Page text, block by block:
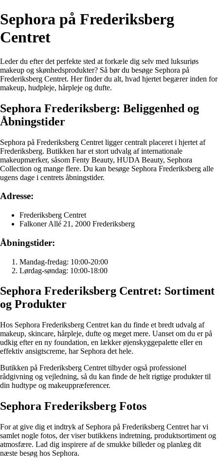
Sephora på Frederiksberg
Centret
Leder du efter det perfekte sted at forkæle dig selv med luksuriøs
makeup og skønhedsprodukter? Så bør du besøge Sephora på
Frederiksberg Centret. Her finder du alt, hvad hjertet begærer inden for
makeup, hudpleje, hårpleje og dufte.
Sephora Frederiksberg: Beliggenhed og
Åbningstider
Sephora på Frederiksberg Centret ligger centralt placeret i hjertet af
Frederiksberg. Butikken har et stort udvalg af internationale
makeupmærker, såsom Fenty Beauty, HUDA Beauty, Sephora
Collection og mange flere. Du kan besøge Sephora Frederiksberg alle
ugens dage i centrets åbningstider.
Adresse:
Frederiksberg Centret
Falkoner Allé 21, 2000 Frederiksberg
Åbningstider:
Mandag-fredag: 10:00-20:00
Lørdag-søndag: 10:00-18:00
Sephora Frederiksberg Centret: Sortiment
og Produkter
Hos Sephora Frederiksberg Centret kan du finde et bredt udvalg af
makeup, skincare, hårpleje, dufte og meget mere. Uanset om du er på
udkig efter en ny foundation, en lækker øjenskyggepalette eller en
effektiv ansigtscreme, har Sephora det hele.
Butikken på Frederiksberg Centret tilbyder også professionel
rådgivning og vejledning, så du kan finde de helt rigtige produkter til
din hudtype og makeuppræferencer.
Sephora Frederiksberg Fotos
For at give dig et indtryk af Sephora på Frederiksberg Centret har vi
samlet nogle fotos, der viser butikkens indretning, produktsortiment og
atmosfære. Lad dig inspirere af de smukke billeder og planlæg dit
næste besøg hos Sephora.